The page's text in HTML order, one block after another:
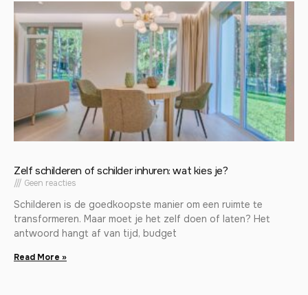
Zelf schilderen of schilder inhuren: wat kies je?
Geen reacties
Schilderen is de goedkoopste manier om een ruimte te
transformeren. Maar moet je het zelf doen of laten? Het
antwoord hangt af van tijd, budget
Read More »